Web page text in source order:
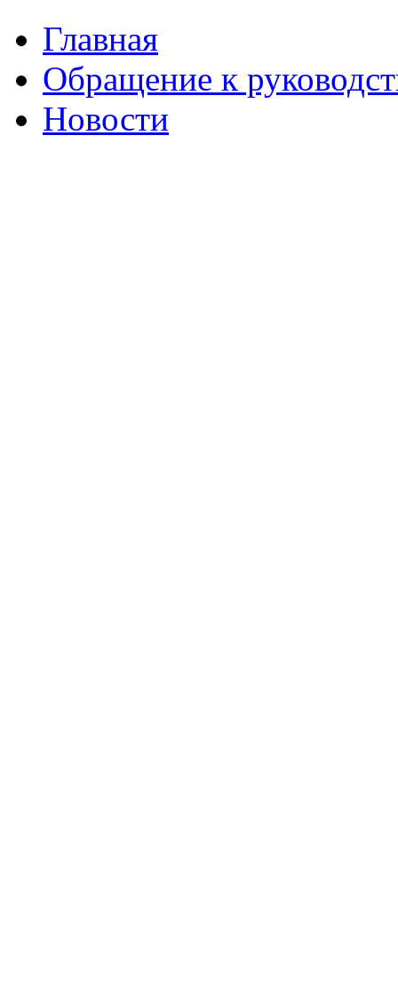
Главная
Обращение к
Новости